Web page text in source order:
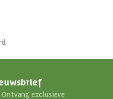
exclusieve